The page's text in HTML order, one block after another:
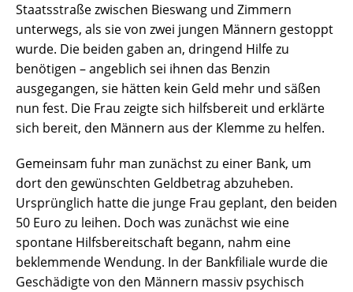
Staatsstraße zwischen Bieswang und Zimmern
unterwegs, als sie von zwei jungen Männern gestoppt
wurde. Die beiden gaben an, dringend Hilfe zu
benötigen – angeblich sei ihnen das Benzin
ausgegangen, sie hätten kein Geld mehr und säßen
nun fest. Die Frau zeigte sich hilfsbereit und erklärte
sich bereit, den Männern aus der Klemme zu helfen.
Gemeinsam fuhr man zunächst zu einer Bank, um
dort den gewünschten Geldbetrag abzuheben.
Ursprünglich hatte die junge Frau geplant, den beiden
50 Euro zu leihen. Doch was zunächst wie eine
spontane Hilfsbereitschaft begann, nahm eine
beklemmende Wendung. In der Bankfiliale wurde die
Geschädigte von den Männern massiv psychisch